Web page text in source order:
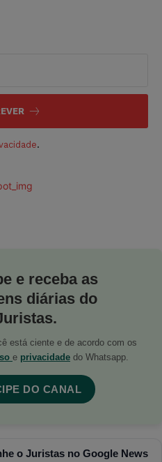
.
e receba as
diárias do
está ciente e de acordo com os
e privacidade do Whatsapp.
DO CANAL
o Juristas no Google News